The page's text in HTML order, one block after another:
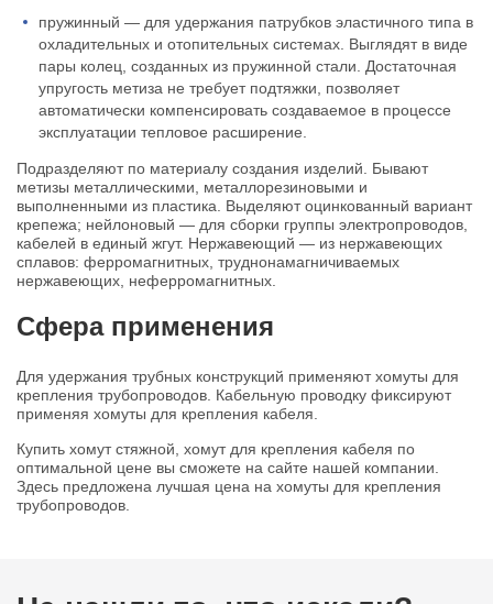
пружинный — для удержания патрубков эластичного типа в
охладительных и отопительных системах. Выглядят в виде
пары колец, созданных из пружинной стали. Достаточная
упругость метиза не требует подтяжки, позволяет
автоматически компенсировать создаваемое в процессе
эксплуатации тепловое расширение.
Подразделяют по материалу создания изделий. Бывают
метизы металлическими, металлорезиновыми и
выполненными из пластика. Выделяют оцинкованный вариант
крепежа; нейлоновый — для сборки группы электропроводов,
кабелей в единый жгут. Нержавеющий — из нержавеющих
сплавов: ферромагнитных, труднонамагничиваемых
нержавеющих, неферромагнитных.
Сфера применения
Для удержания трубных конструкций применяют хомуты для
крепления трубопроводов. Кабельную проводку фиксируют
применяя хомуты для крепления кабеля.
Купить хомут стяжной, хомут для крепления кабеля по
оптимальной цене вы сможете на сайте нашей компании.
Здесь предложена лучшая цена на хомуты для крепления
трубопроводов.